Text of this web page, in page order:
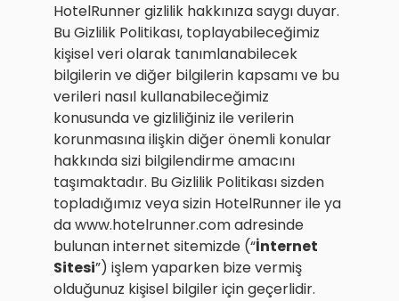
HotelRunner gizlilik hakkınıza saygı duyar.
Bu Gizlilik Politikası, toplayabileceğimiz
kişisel veri olarak tanımlanabilecek
bilgilerin ve diğer bilgilerin kapsamı ve bu
verileri nasıl kullanabileceğimiz
konusunda ve gizliliğiniz ile verilerin
korunmasına ilişkin diğer önemli konular
hakkında sizi bilgilendirme amacını
taşımaktadır. Bu Gizlilik Politikası sizden
topladığımız veya sizin HotelRunner ile ya
da www.hotelrunner.com adresinde
bulunan internet sitemizde (“İnternet
Sitesi”) işlem yaparken bize vermiş
olduğunuz kişisel bilgiler için geçerlidir.